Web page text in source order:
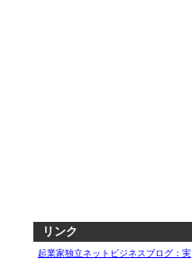
リンク
起業家独立ネットビジネスブログ：実